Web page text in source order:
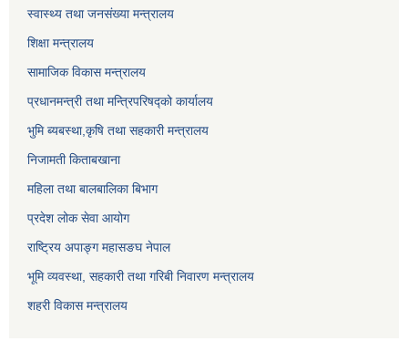
स्वास्थ्य तथा जनसंख्या मन्त्रालय
शिक्षा मन्त्रालय
सामाजिक विकास मन्त्रालय
प्रधानमन्त्री तथा मन्त्रिपरिषद्को कार्यालय
भुमि ब्यबस्था,कृषि तथा सहकारी मन्त्रालय
निजामती किताबखाना
महिला तथा बालबालिका बिभाग
प्रदेश लोक सेवा आयोग
राष्ट्रिय अपाङ्ग महासङघ नेपाल
भूमि व्यवस्था, सहकारी तथा गरिबी निवारण मन्त्रालय
शहरी विकास मन्त्रालय